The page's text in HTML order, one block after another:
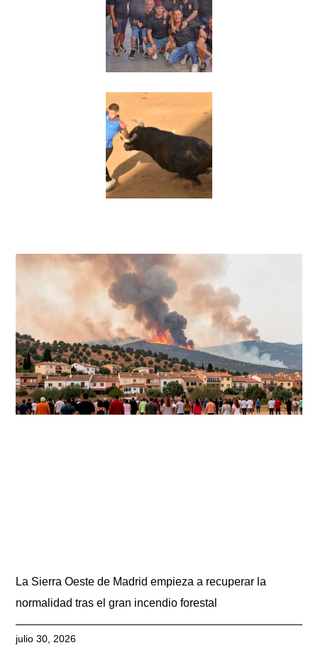
La Sierra Oeste de Madrid empieza a recuperar la
normalidad tras el gran incendio forestal
julio 30, 2026